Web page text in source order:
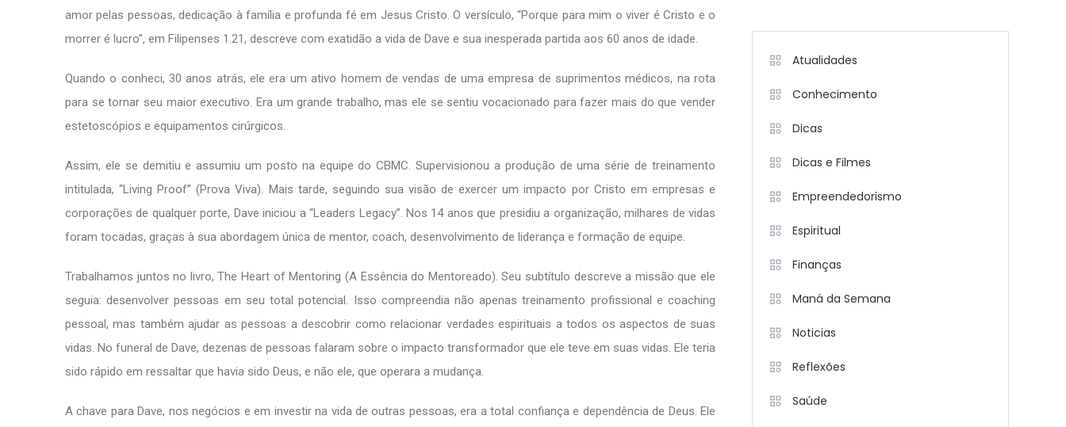
amor pelas pessoas, dedicação à família e profunda fé em Jesus Cristo. O versículo, “Porque para mim o viver é Cristo e o
morrer é lucro”, em Filipenses 1.21, descreve com exatidão a vida de Dave e sua inesperada partida aos 60 anos de idade.
Quando o conheci, 30 anos atrás, ele era um ativo homem de vendas de uma empresa de suprimentos médicos, na rota
para se tornar seu maior executivo. Era um grande trabalho, mas ele se sentiu vocacionado para fazer mais do que vender
estetoscópios e equipamentos cirúrgicos.
Assim, ele se demitiu e assumiu um posto na equipe do CBMC. Supervisionou a produção de uma série de treinamento
intitulada, “Living Proof” (Prova Viva). Mais tarde, seguindo sua visão de exercer um impacto por Cristo em empresas e
corporações de qualquer porte, Dave iniciou a “Leaders Legacy”. Nos 14 anos que presidiu a organização, milhares de vidas
foram tocadas, graças à sua abordagem única de mentor, coach, desenvolvimento de liderança e formação de equipe.
Trabalhamos juntos no livro, The Heart of Mentoring (A Essência do Mentoreado). Seu subtítulo descreve a missão que ele
seguia: desenvolver pessoas em seu total potencial. Isso compreendia não apenas treinamento profissional e coaching
pessoal, mas também ajudar as pessoas a descobrir como relacionar verdades espirituais a todos os aspectos de suas
vidas. No funeral de Dave, dezenas de pessoas falaram sobre o impacto transformador que ele teve em suas vidas. Ele teria
sido rápido em ressaltar que havia sido Deus, e não ele, que operara a mudança.
A chave para Dave, nos negócios e em investir na vida de outras pessoas, era a total confiança e dependência de Deus. Ele
Atualidades
Conhecimento
Dicas
Dicas e Filmes
Empreendedorismo
Espiritual
Finanças
Maná da Semana
Noticias
Reflexões
Saúde